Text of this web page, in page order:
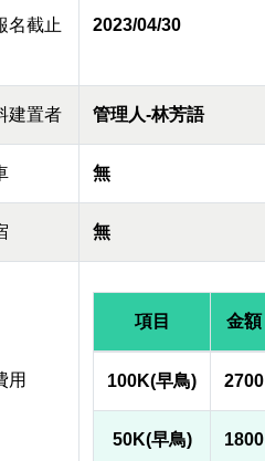
名截止
2023/04/30
建置者 管理人-林芳語
無
無
用
項目 金額
100K(早鳥) 2700
50K(早鳥) 1800